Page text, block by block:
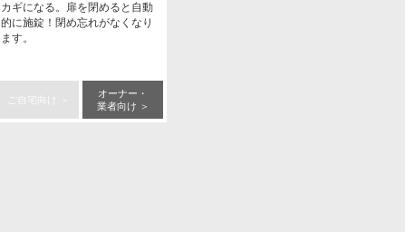
カギになる。扉を閉めると自動
的に施錠！閉め忘れがなくなり
ます。
ご自宅向け ＞
オーナー・
業者向け ＞